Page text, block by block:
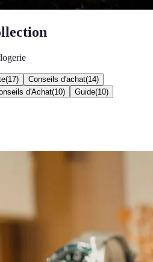
(17) Conseils d'achat(14)
d'Achat(10) Guide(10)